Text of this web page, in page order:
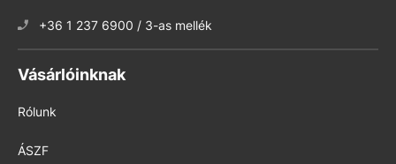
+36 1 237 6900 / 3-as mellék
Vásárlóinknak
Rólunk
ÁSZF